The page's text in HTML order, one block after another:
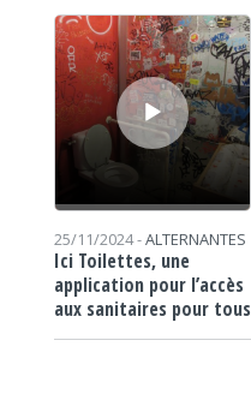
Lecteur audio
25/11/2024 -ALTERNANTES
Ici Toilettes, une
application pour l’accès
aux sanitaires pour tous